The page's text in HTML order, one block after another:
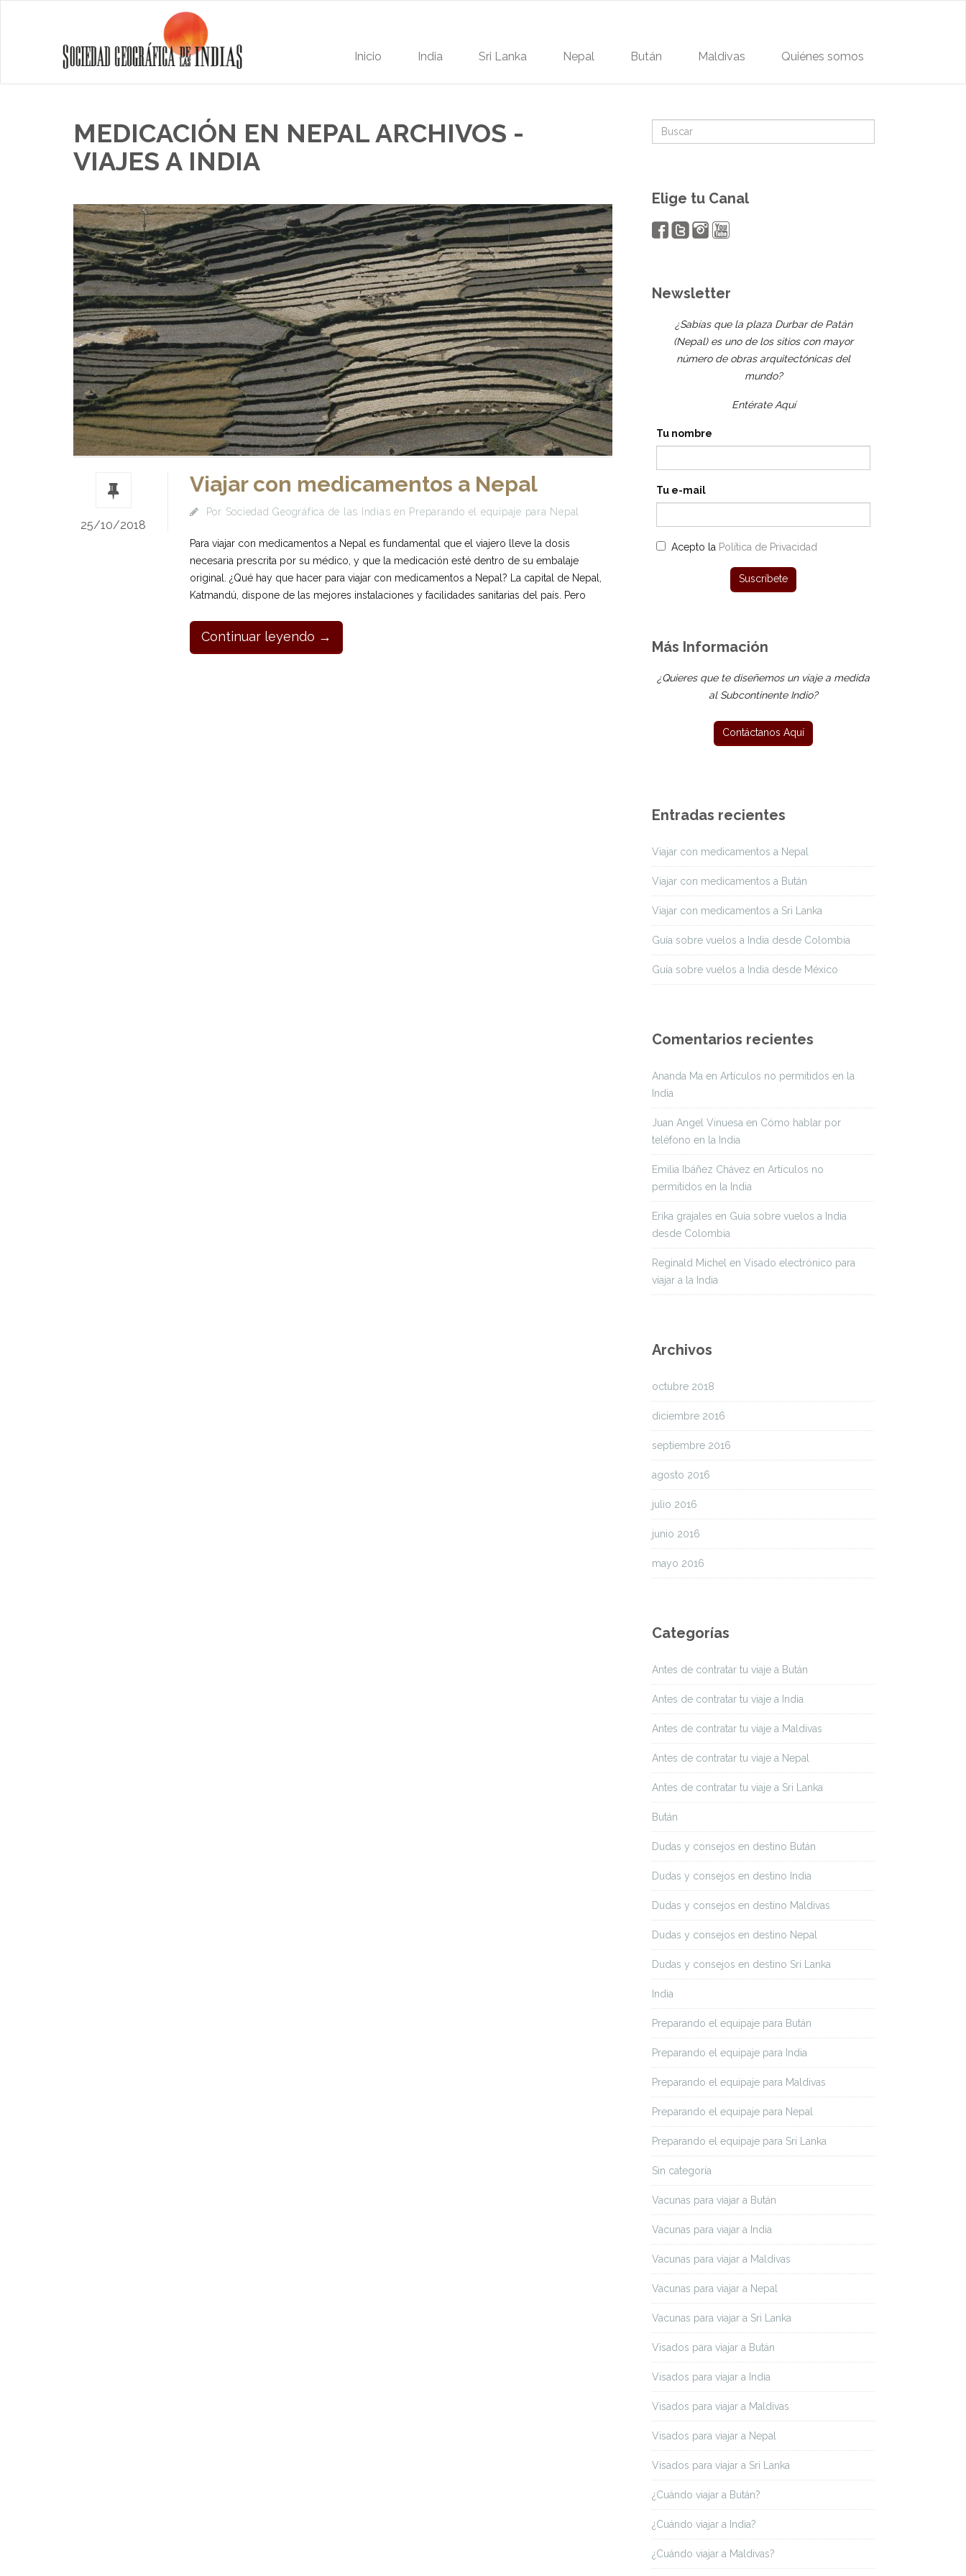
Inicio India Sri Lanka Nepal Bután Maldivas Quiénes somos
MEDICACIÓN EN NEPAL ARCHIVOS -
VIAJES A INDIA
25/10/2018
Viajar con medicamentos a Nepal
Por Sociedad Geográfica de las Indias en Preparando el equipaje para Nepal
Para viajar con medicamentos a Nepal es fundamental que el viajero lleve la dosis
necesaria prescrita por su médico, y que la medicación esté dentro de su embalaje
original. ¿Qué hay que hacer para viajar con medicamentos a Nepal? La capital de Nepal,
Katmandú, dispone de las mejores instalaciones y facilidades sanitarias del país. Pero
Continuar leyendo →
Elige tu Canal
Newsletter
¿Sabías que la plaza Durbar de Patán
(Nepal) es uno de los sitios con mayor
número de obras arquitectónicas del
mundo?
Entérate Aquí
Tu nombre
Tu e-mail
Acepto la Política de Privacidad
Más Información
¿Quieres que te diseñemos un viaje a medida
al Subcontinente Indio?
Entradas recientes
Viajar con medicamentos a Nepal
Viajar con medicamentos a Bután
Viajar con medicamentos a Sri Lanka
Guía sobre vuelos a India desde Colombia
Guía sobre vuelos a India desde México
Comentarios recientes
Ananda Ma en Artículos no permitidos en la
India
Juan Angel Vinuesa en Cómo hablar por
teléfono en la India
Emilia Ibáñez Chávez en Artículos no
permitidos en la India
Erika grajales en Guía sobre vuelos a India
desde Colombia
Reginald Michel en Visado electrónico para
viajar a la India
Archivos
octubre 2018
diciembre 2016
septiembre 2016
agosto 2016
julio 2016
junio 2016
mayo 2016
Categorías
Antes de contratar tu viaje a Bután
Antes de contratar tu viaje a India
Antes de contratar tu viaje a Maldivas
Antes de contratar tu viaje a Nepal
Antes de contratar tu viaje a Sri Lanka
Bután
Dudas y consejos en destino Bután
Dudas y consejos en destino India
Dudas y consejos en destino Maldivas
Dudas y consejos en destino Nepal
Dudas y consejos en destino Sri Lanka
India
Preparando el equipaje para Bután
Preparando el equipaje para India
Preparando el equipaje para Maldivas
Preparando el equipaje para Nepal
Preparando el equipaje para Sri Lanka
Sin categoría
Vacunas para viajar a Bután
Vacunas para viajar a India
Vacunas para viajar a Maldivas
Vacunas para viajar a Nepal
Vacunas para viajar a Sri Lanka
Visados para viajar a Bután
Visados para viajar a India
Visados para viajar a Maldivas
Visados para viajar a Nepal
Visados para viajar a Sri Lanka
¿Cuándo viajar a Bután?
¿Cuándo viajar a India?
¿Cuándo viajar a Maldivas?